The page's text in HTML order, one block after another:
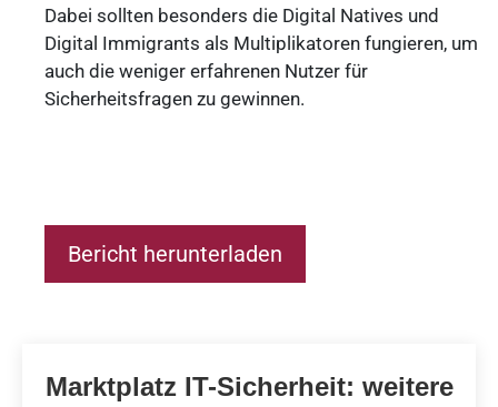
Dabei sollten besonders die Digital Natives und
Digital Immigrants als Multiplikatoren fungieren, um
auch die weniger erfahrenen Nutzer für
Sicherheitsfragen zu gewinnen.
Bericht herunterladen
Marktplatz IT-Sicherheit: weitere